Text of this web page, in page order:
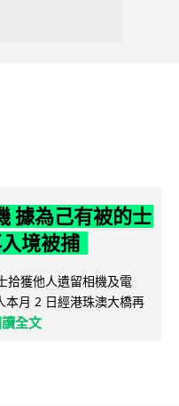
據為己有被的士
境被捕
拾獲他人遺留相機及電
本月 2 日經港珠澳大橋再
全文